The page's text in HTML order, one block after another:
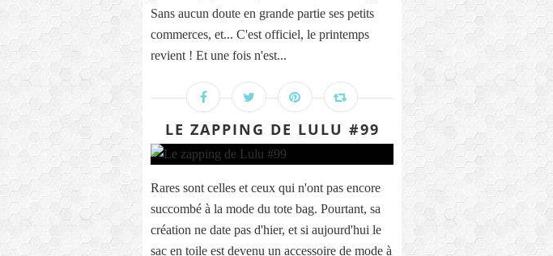
Sans aucun doute en grande partie ses petits
commerces, et... C'est officiel, le printemps
revient ! Et une fois n'est...
LE ZAPPING DE LULU #99
Rares sont celles et ceux qui n'ont pas encore
succombé à la mode du tote bag. Pourtant, sa
création ne date pas d'hier, et si aujourd'hui le
sac en toile est devenu un accessoire de mode à